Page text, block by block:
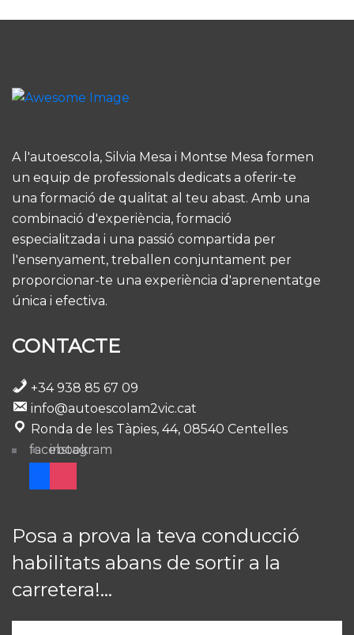
A l'autoescola, Silvia Mesa i Montse Mesa formen
un equip de professionals dedicats a oferir-te
una formació de qualitat al teu abast. Amb una
combinació d'experiència, formació
especialitzada i una passió compartida per
l'ensenyament, treballen conjuntament per
proporcionar-te una experiència d'aprenentatge
única i efectiva.
CONTACTE
+34 938 85 67 09
info@autoescolam2vic.cat
Ronda de les Tàpies, 44, 08540 Centelles
facebook
instagram
Posa a prova la teva conducció
habilitats abans de sortir a la
carretera!...